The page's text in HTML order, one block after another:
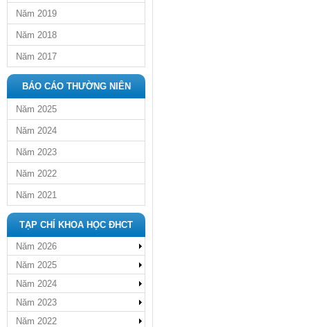
Năm 2019
Năm 2018
Năm 2017
BÁO CÁO THƯỜNG NIÊN
Năm 2025
Năm 2024
Năm 2023
Năm 2022
Năm 2021
TẠP CHÍ KHOA HỌC ĐHCT
Năm 2026
Năm 2025
Năm 2024
Năm 2023
Năm 2022